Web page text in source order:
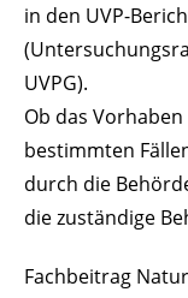
in den UVP-
UVPG).
Ob das
bestimmten
durch die
die zuständige
Fachbeitrag